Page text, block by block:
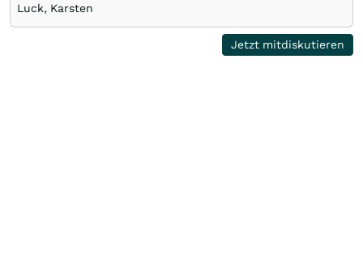
Luck, Karsten
Jetzt mitdiskutieren